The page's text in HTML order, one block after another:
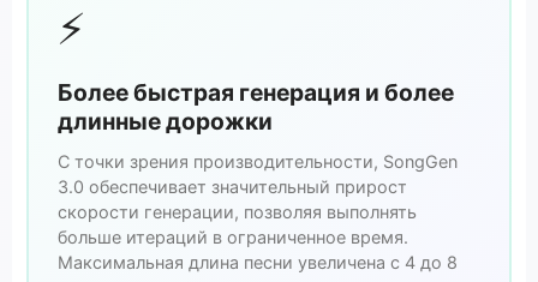
⚡
Более быстрая генерация и более
длинные дорожки
С точки зрения производительности, SongGen
3.0 обеспечивает значительный прирост
скорости генерации, позволяя выполнять
больше итераций в ограниченное время.
Максимальная длина песни увеличена с 4 до 8